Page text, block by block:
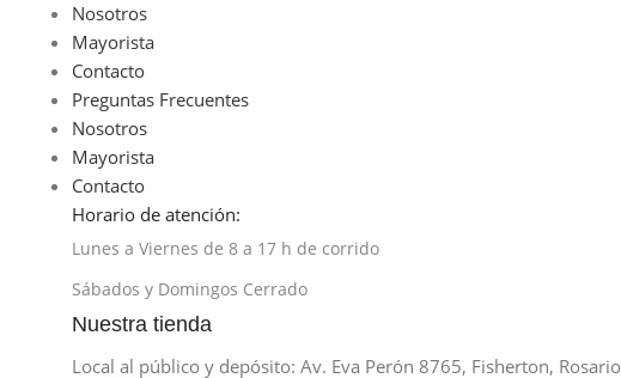
Nosotros
Mayorista
Contacto
Preguntas Frecuentes
Nosotros
Mayorista
Contacto
Horario de atención:
Lunes a Viernes de 8 a 17 h de corrido
Sábados y Domingos Cerrado
Nuestra tienda
Local al público y depósito: Av. Eva Perón 8765, Fisherton, Rosario